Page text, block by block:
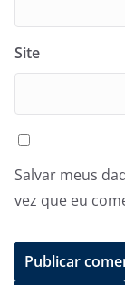
Site
Salvar meus
vez que eu